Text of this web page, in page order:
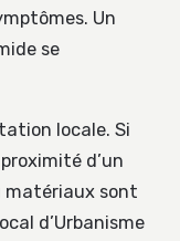
Un
se
locale. Si
d’un
matériaux sont
d’Urbanisme